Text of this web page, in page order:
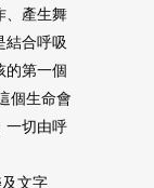
、產生舞
結合呼吸
的第一個
個生命會
切由呼
文字